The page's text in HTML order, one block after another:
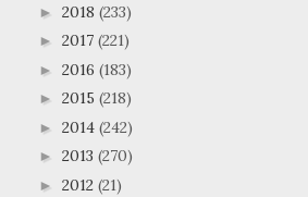
► 2018 (233)
► 2017 (221)
► 2016 (183)
► 2015 (218)
► 2014 (242)
► 2013 (270)
► 2012 (21)